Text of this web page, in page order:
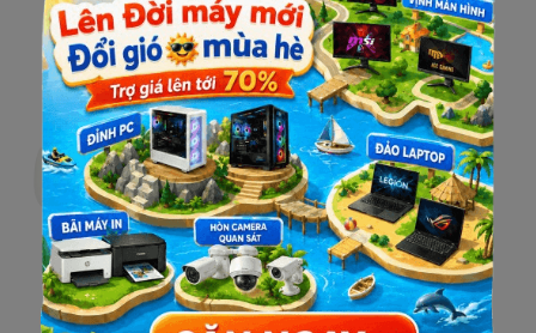
Liên hệ
Camera TIANDY TC-H333N V4.2 Wifi
Liên hệ
Camera TIANDY TC-H332N V4.1 Wifi
Liên hệ
Camera Tiandy TC-H363U 4G
Liên hệ